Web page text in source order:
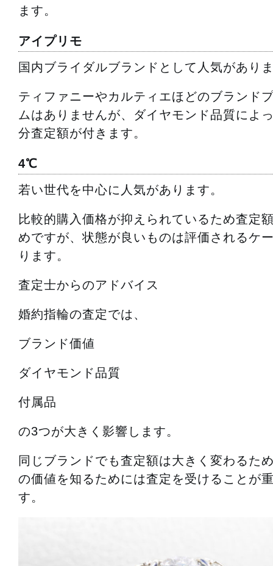
ます。
アイプリモ
国内ブライダルブランドとして人気があり
ティファニーやカルティエほどのブランド
ムはありませんが、ダイヤモンド品質によ
分査定額が付きます。
4℃
若い世代を中心に人気があります。
比較的購入価格が抑えられているため査定
めですが、状態が良いものは評価されるケ
ります。
査定士からのアドバイス
婚約指輪の査定では、
ブランド価値
ダイヤモンド品質
付属品
の3つが大きく影響します。
同じブランドでも査定額は大きく変わるた
の価値を知るためには査定を受けることが
す。